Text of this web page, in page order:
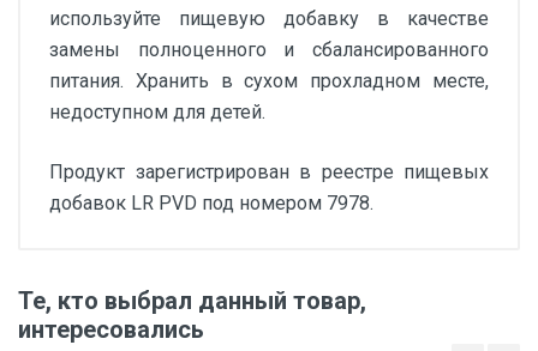
используйте пищевую добавку в качестве
замены полноценного и сбалансированного
питания. Хранить в сухом прохладном месте,
недоступном для детей.
Продукт зарегистрирован в реестре пищевых
добавок LR PVD под номером 7978.
Витамин C
Те, кто выбрал данный товар,
интересовались